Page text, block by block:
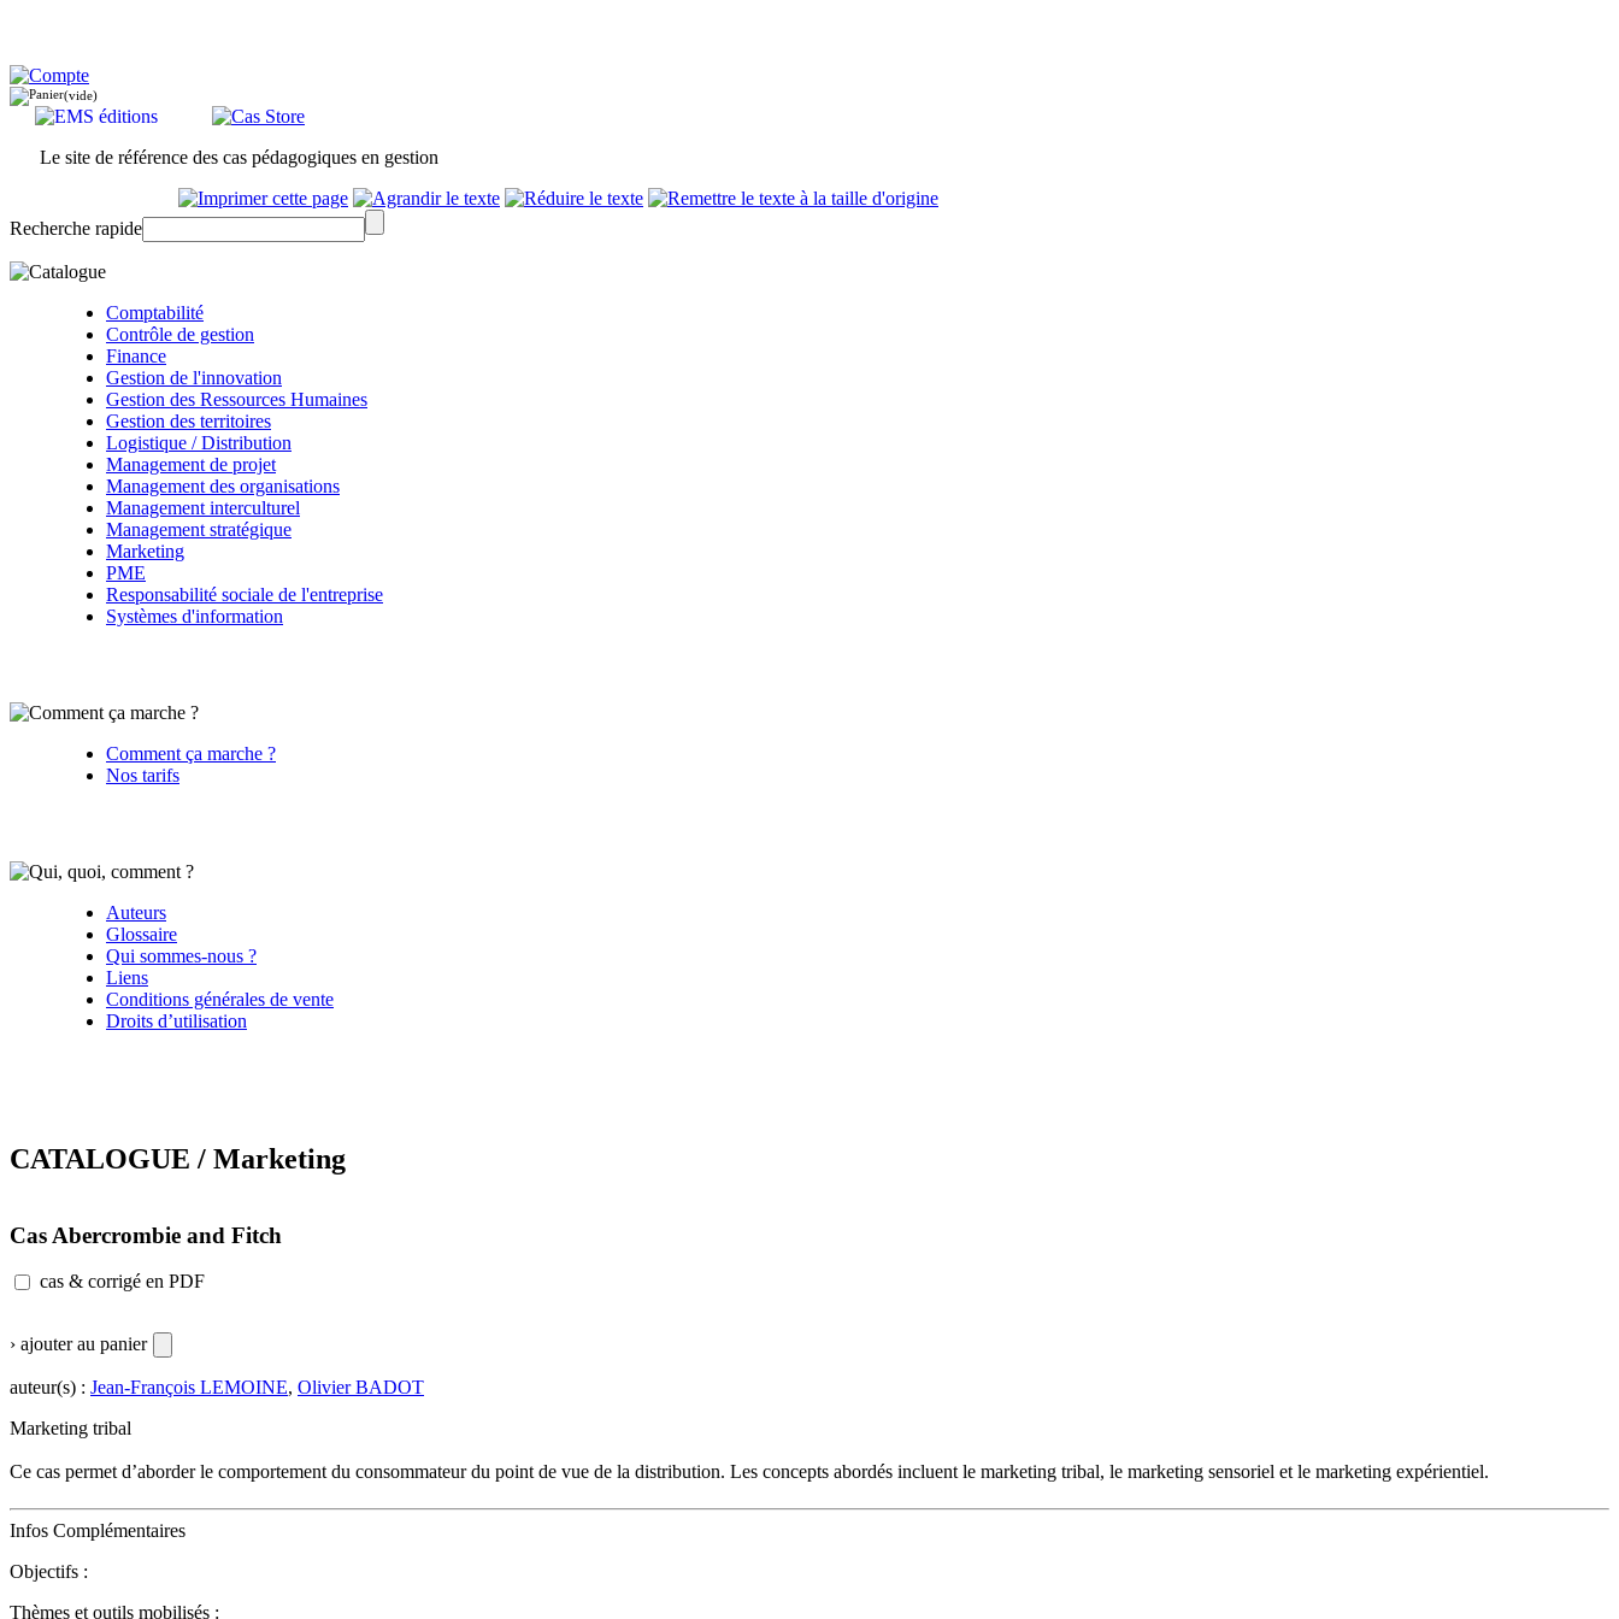
(vide)
Le site de référence des cas pédagogiques en gestion
Recherche rapide
Comptabilité
Contrôle de gestion
Finance
Gestion de l'innovation
Gestion des Ressources Humaines
Gestion des territoires
Logistique / Distribution
Management de projet
Management des organisations
Management interculturel
Management stratégique
Marketing
PME
Responsabilité sociale de l'entreprise
Systèmes d'information
Comment ça marche ?
Nos tarifs
Auteurs
Glossaire
Qui sommes-nous ?
Liens
Conditions générales de vente
Droits d’utilisation
CATALOGUE / Marketing
Cas Abercrombie and Fitch
cas & corrigé en PDF
› ajouter au panier
auteur(s) : Jean-François LEMOINE, Olivier BADOT
Marketing tribal
Ce cas permet d’aborder le comportement du consommateur du point de vue de la distribution. Les concepts abordés incluent le marketing tribal, le marketing sensoriel et le marketing expérientiel.
Infos Complémentaires
Objectifs :
Thèmes et outils mobilisés :